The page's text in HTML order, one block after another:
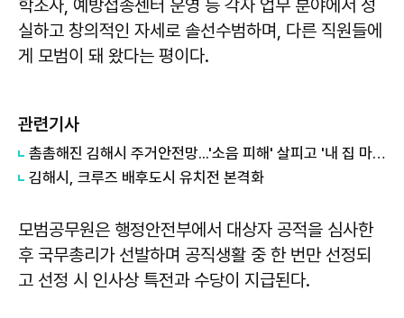
학조사, 예방접종센터 운영 등 각자 업무 분야에서 성
실하고 창의적인 자세로 솔선수범하며, 다른 직원들에
게 모범이 돼 왔다는 평이다.
관련기사
촘촘해진 김해시 주거안전망...'소음 피해' 살피고 '내 집 마련' 돕는다
김해시, 크루즈 배후도시 유치전 본격화
모범공무원은 행정안전부에서 대상자 공적을 심사한
후 국무총리가 선발하며 공직생활 중 한 번만 선정되
고 선정 시 인사상 특전과 수당이 지급된다.